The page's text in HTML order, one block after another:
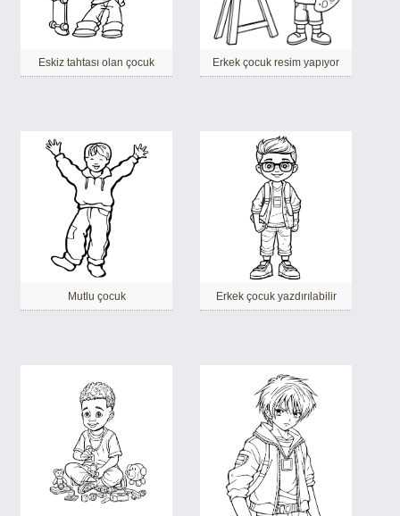
Eskiz tahtası olan çocuk Erkek çocuk resim yapıyor
Mutlu çocuk Erkek çocuk yazdırılabilir